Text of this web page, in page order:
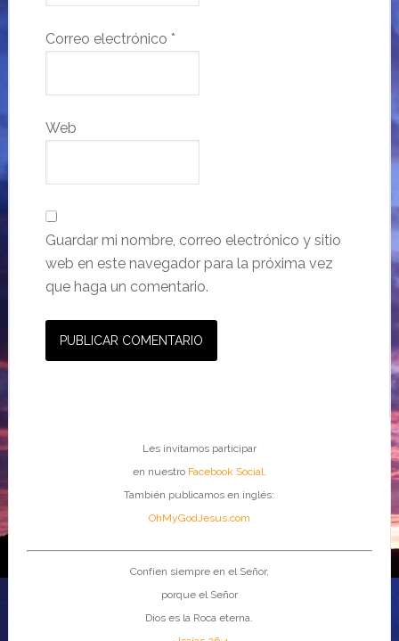
Correo electrónico *
Web
Guardar mi nombre, correo electrónico y sitio
web en este navegador para la próxima vez
que haga un comentario.
Les invitamos participar
en nuestro Facebook Social.
También publicamos en inglés:
OhMyGodJesus.com
Confíen siempre en el Señor,
porque el Señor
Dios es la Roca eterna.